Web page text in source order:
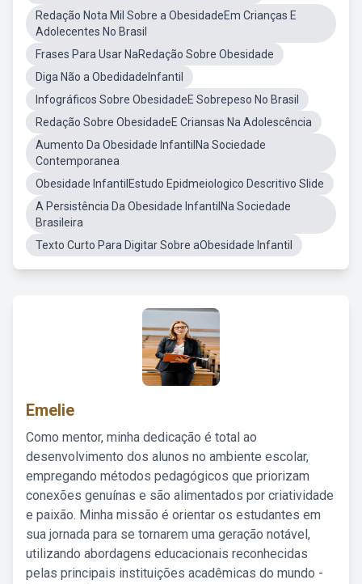
Redação Nota Mil Sobre a ObesidadeEm Crianças E
Adolecentes No Brasil
Frases Para Usar NaRedação Sobre Obesidade
Diga Não a ObedidadeInfantil
Infográficos Sobre ObesidadeE Sobrepeso No Brasil
Redação Sobre ObesidadeE Criansas Na Adolescência
Aumento Da Obesidade InfantilNa Sociedade
Contemporanea
Obesidade InfantilEstudo Epidmeiologico Descritivo Slide
A Persistência Da Obesidade InfantilNa Sociedade
Brasileira
Texto Curto Para Digitar Sobre aObesidade Infantil
Emelie
Como mentor, minha dedicação é total ao
desenvolvimento dos alunos no ambiente escolar,
empregando métodos pedagógicos que priorizam
conexões genuínas e são alimentados por criatividade
e paixão. Minha missão é orientar os estudantes em
sua jornada para se tornarem uma geração notável,
utilizando abordagens educacionais reconhecidas
pelas principais instituições acadêmicas do mundo -